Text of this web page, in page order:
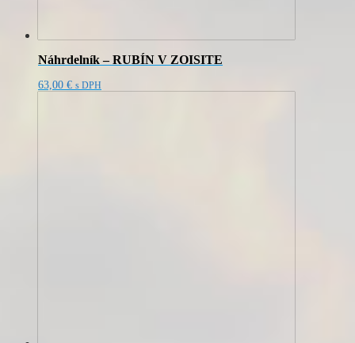
Náhrdelník – RUBÍN V ZOISITE
63,00 € s DPH